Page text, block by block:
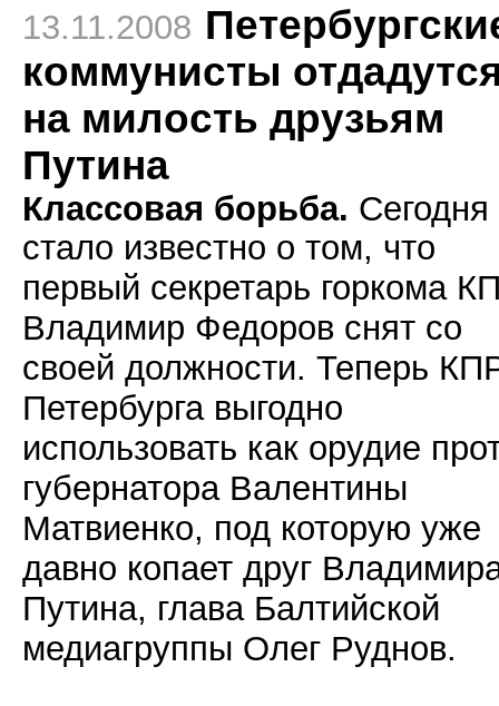
13.11.2008
коммунисты
на милость друзьям
Путина
Классовая борьба. Сегодня
стало известно о том, что
первый секретарь горкома
Владимир Федоров снят со
своей должности. Теперь
Петербурга выгодно
использовать как орудие
губернатора Валентины
Матвиенко, под которую уже
давно копает друг
Путина, глава Балтийской
медиагруппы Олег Руднов.